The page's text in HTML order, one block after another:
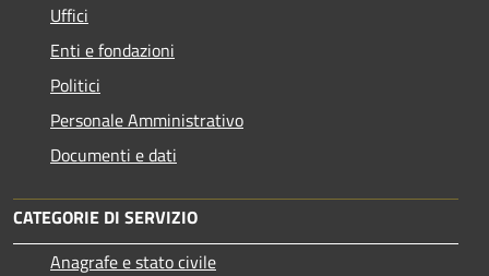
Uffici
Enti e fondazioni
Politici
Personale Amministrativo
Documenti e dati
CATEGORIE DI SERVIZIO
Anagrafe e stato civile